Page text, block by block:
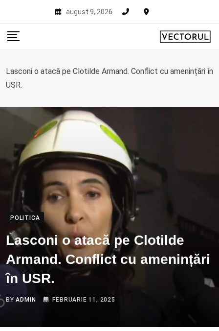
content
august 9, 2026
Lasconi o atacă pe Clotilde Armand. Conflict cu amenințări în
USR.
POLITICA
Lasconi o atacă pe Clotilde
Armand. Conflict cu amenințări
în USR.
BYADMIN FEBRUARIE 11, 2025